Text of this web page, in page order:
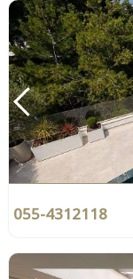
055-4312118